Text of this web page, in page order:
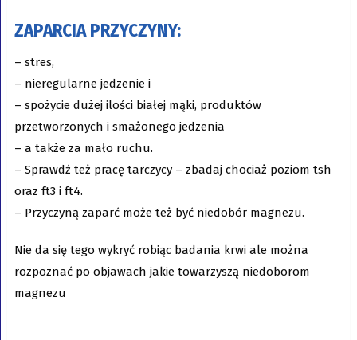
ZAPARCIA PRZYCZYNY:
– stres,
– nieregularne jedzenie i
– spożycie dużej ilości białej mąki, produktów
przetworzonych i smażonego jedzenia
– a także za mało ruchu.
– Sprawdź też pracę tarczycy – zbadaj chociaż poziom tsh
oraz ft3 i ft4.
– Przyczyną zaparć może też być niedobór magnezu.
Nie da się tego wykryć robiąc badania krwi ale można
rozpoznać po objawach jakie towarzyszą niedoborom
magnezu